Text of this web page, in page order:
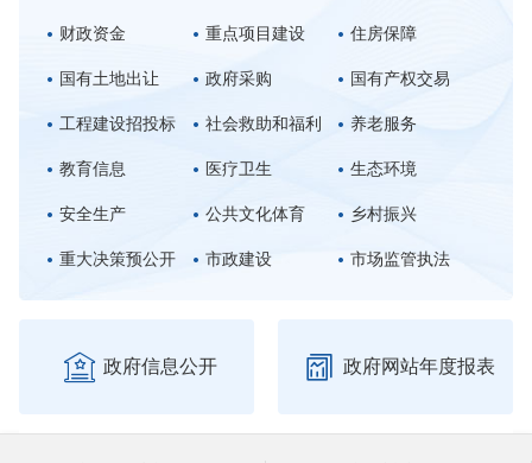
财政资金 重点项目建设 住房保障
国有土地出让 政府采购 国有产权交易
工程建设招投标 社会救助和福利 养老服务
教育信息 医疗卫生 生态环境
安全生产 公共文化体育 乡村振兴
重大决策预公开 市政建设 市场监管执法
 政府信息公开  政府网站年度报表